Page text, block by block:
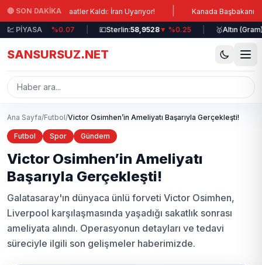
Ana içeriğe atla
🔴 SON DAKİKA
Saatler Kaldı: İran Uyarıyor! | Kanada Başbakanı Carney:
💹 PİYASA
▼ %0.07 | Sterlin:58,9528▼ %0.25 | Altın (Gram):
SANSURSUZ.NET
Ana Sayfa/Futbol/Victor Osimhen’in Ameliyatı Başarıyla Gerçekleşti!
Futbol Spor Gündem
Victor Osimhen’in Ameliyatı
Başarıyla Gerçekleşti!
Galatasaray'ın dünyaca ünlü forveti Victor Osimhen,
Liverpool karşılaşmasında yaşadığı sakatlık sonrası
ameliyata alındı. Operasyonun detayları ve tedavi
süreciyle ilgili son gelişmeler haberimizde.